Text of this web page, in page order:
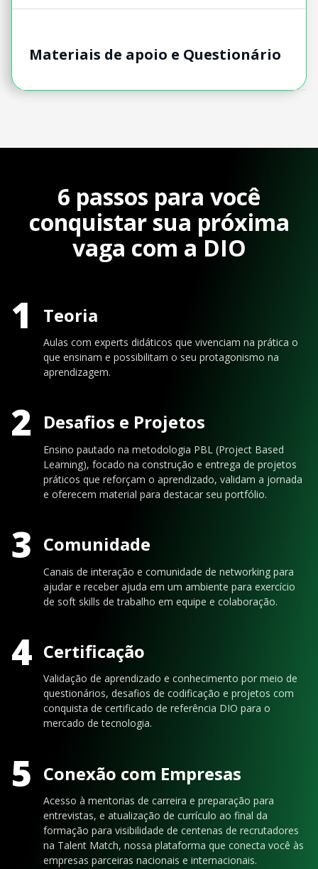
Materiais de apoio e Questionário
6 passos para você
conquistar sua próxima
vaga com a DIO
1 Teoria
Aulas com experts didáticos que vivenciam na prática o
que ensinam e possibilitam o seu protagonismo na
aprendizagem.
2 Desafios e Projetos
Ensino pautado na metodologia PBL (Project Based
Learning), focado na construção e entrega de projetos
práticos que reforçam o aprendizado, validam a jornada
e oferecem material para destacar seu portfólio.
3 Comunidade
Canais de interação e comunidade de networking para
ajudar e receber ajuda em um ambiente para exercício
de soft skills de trabalho em equipe e colaboração.
4 Certificação
Validação de aprendizado e conhecimento por meio de
questionários, desafios de codificação e projetos com
conquista de certificado de referência DIO para o
mercado de tecnologia.
5 Conexão com Empresas
Acesso à mentorias de carreira e preparação para
entrevistas, e atualização de currículo ao final da
formação para visibilidade de centenas de recrutadores
na Talent Match, nossa plataforma que conecta você às
empresas parceiras nacionais e internacionais.